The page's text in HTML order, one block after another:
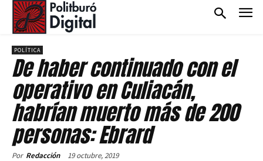
POLÍTICA
De haber continuado con el
operativo en Culiacán,
habrían muerto más de 200
personas: Ebrard
Por Redacción 19 octubre, 2019